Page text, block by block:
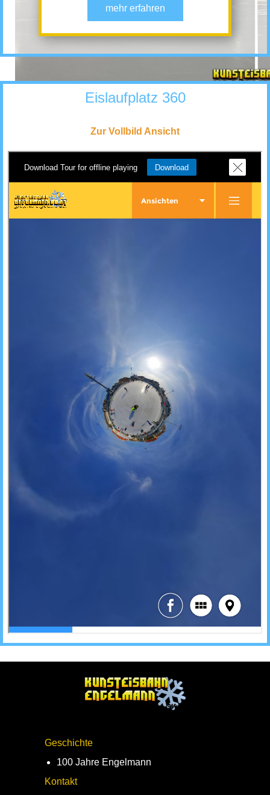
mehr erfahren
Eislaufplatz 360
Zur Vollbild Ansicht
Geschichte
100 Jahre Engelmann
Kontakt